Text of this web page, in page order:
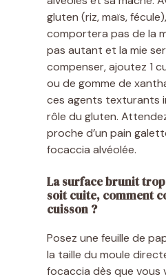
gluten (riz, maïs,
comportera pas de la
pas autant et la mie
compenser, ajoutez 1
ou de gomme de
ces agents texturants
rôle du gluten.
proche d’un pain
focaccia alvéolée.
La surface brunit
soit cuite, comment
cuisson ?
Posez une feuille de
la taille du moule
focaccia dès que vous